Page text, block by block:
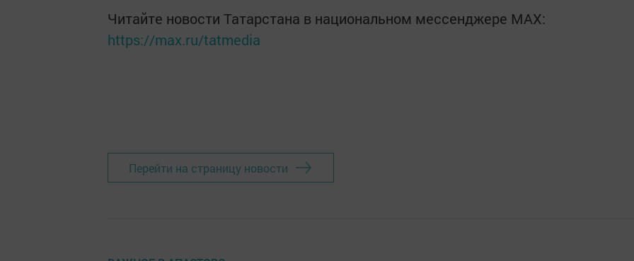
Читайте новости Татарстана в национальном мессенджере MАХ:
https://max.ru/tatmedia
Перейти на страницу новости